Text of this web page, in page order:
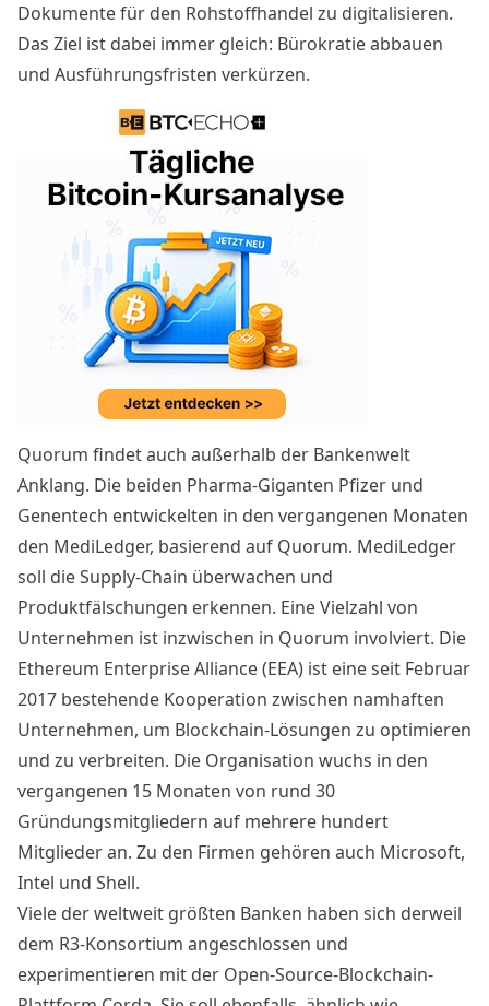
Dokumente für den Rohstoffhandel zu digitalisieren.
Das Ziel ist dabei immer gleich: Bürokratie abbauen
und Ausführungsfristen verkürzen.
Quorum findet auch außerhalb der Bankenwelt
Anklang. Die beiden Pharma-Giganten Pfizer und
Genentech entwickelten in den vergangenen Monaten
den MediLedger, basierend auf Quorum. MediLedger
soll die Supply-Chain überwachen und
Produktfälschungen erkennen. Eine Vielzahl von
Unternehmen ist inzwischen in Quorum involviert. Die
Ethereum Enterprise Alliance (EEA) ist eine seit Februar
2017 bestehende Kooperation zwischen namhaften
Unternehmen, um Blockchain-Lösungen zu optimieren
und zu verbreiten. Die Organisation wuchs in den
vergangenen 15 Monaten von rund 30
Gründungsmitgliedern auf mehrere hundert
Mitglieder an. Zu den Firmen gehören auch Microsoft,
Intel und Shell.
Viele der weltweit größten Banken haben sich derweil
dem R3-Konsortium angeschlossen und
experimentieren mit der Open-Source-Blockchain-